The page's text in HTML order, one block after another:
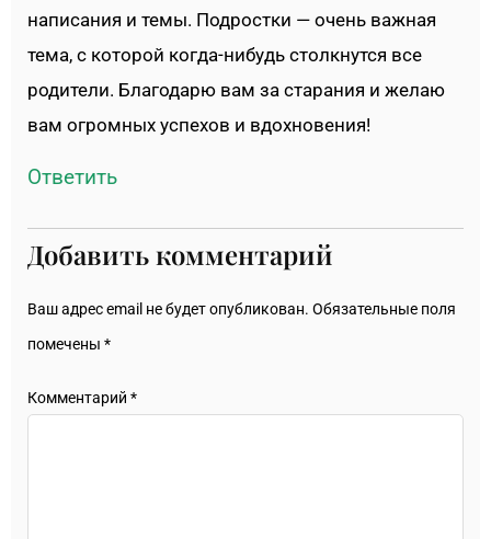
написания и темы. Подростки — очень важная
тема, с которой когда-нибудь столкнутся все
родители. Благодарю вам за старания и желаю
вам огромных успехов и вдохновения!
Ответить
Добавить комментарий
Ваш адрес email не будет опубликован. Обязательные поля
помечены *
Комментарий *